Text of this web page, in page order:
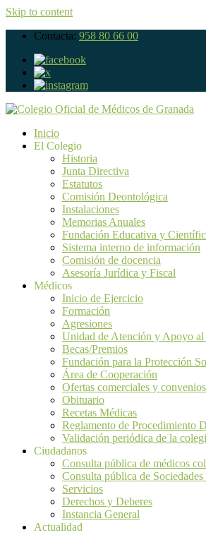
Skip to content
Contacta: 958 80 66 00
Inicio
El Colegio
Historia
Junta Directiva
Estatutos
Comisión Deontológica
Instalaciones
Memorias Anuales
Fundación Educativa y
Sistema interno de información
Comisión de docencia
Asesoría Jurídica y Fiscal
Médicos
Inicio de Ejercicio
Formación
Agresiones
Unidad de Atención y Apoyo
Becas/Premios
Fundación para la Protección
Área de Cooperación
Ofertas comerciales y convenios
Obituario
Recetas Médicas
Reglamento de Procedimiento
Validación periódica de la
Ciudadanos
Consulta pública de médicos
Consulta pública de
Servicios
Derechos y Deberes
Instancia General
Actualidad